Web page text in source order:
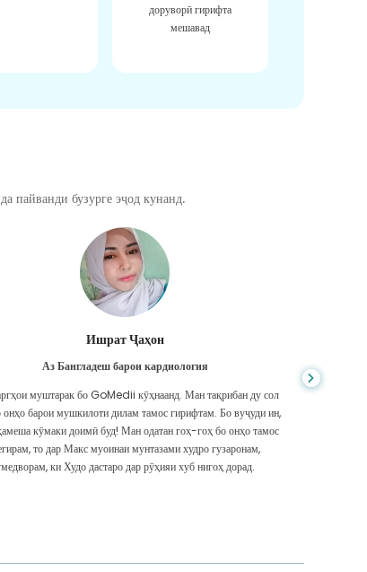
доруворӣ гирифта
мешавад
пайванди бузурге эҷод кунанд.
Ишрат Ҷаҳон
Аз Бангладеш барои кардиология
муштарак бо GoMedii кӯҳнаанд. Ман тақрибан ду сол
барои мушкилоти дилам тамос гирифтам. Бо вуҷуди ин,
кӯмаки доимӣ буд! Ман одатан гоҳ-гоҳ бо онҳо тамос
то дар Макс муоинаи мунтазами худро гузаронам,
ки Худо дастаро дар рӯҳияи хуб нигоҳ дорад.